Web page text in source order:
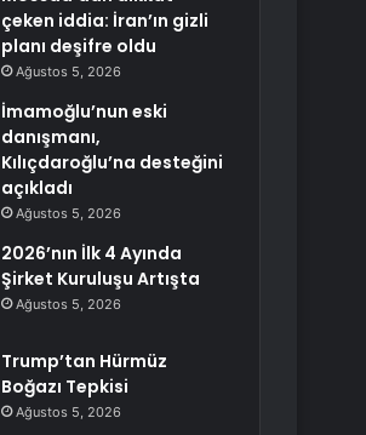
çeken iddia: İran’ın gizli
planı deşifre oldu
Ağustos 5, 2026
İmamoğlu’nun eski
danışmanı,
Kılıçdaroğlu’na desteğini
açıkladı
Ağustos 5, 2026
2026’nın İlk 4 Ayında
Şirket Kuruluşu Artışta
Ağustos 5, 2026
Trump’tan Hürmüz
Boğazı Tepkisi
Ağustos 5, 2026